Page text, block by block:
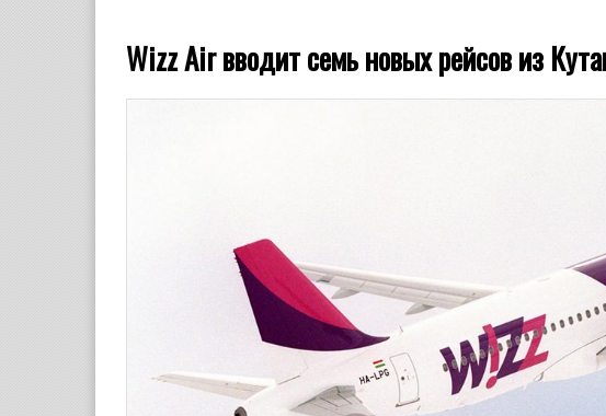
Wizz Air вводит семь новых рейсов из